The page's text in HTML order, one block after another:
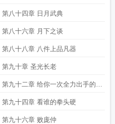
第八十四章 日月武典
第八十六章 月下之谈
第八十八章 八件上品凡器
第九十章 圣光长老
第九十二章 给你一次全力出手的机
会
第九十四章 看谁的拳头硬
第九十六章 败庞仲